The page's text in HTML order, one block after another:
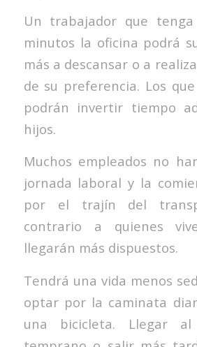
Un trabajador que
minutos la oficina podrá
más a descansar o a
de su preferencia. Los
podrán invertir tiempo
hijos.
Muchos empleados no
jornada laboral y la
por el trajín del
contrario a quienes
llegarán más dispuestos.
Tendrá una vida menos
optar por la caminata
una bicicleta. Llegar